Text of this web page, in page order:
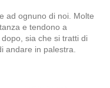
ad ognuno di noi. Molte
e tendono a
sia che si tratti di
andare in palestra.